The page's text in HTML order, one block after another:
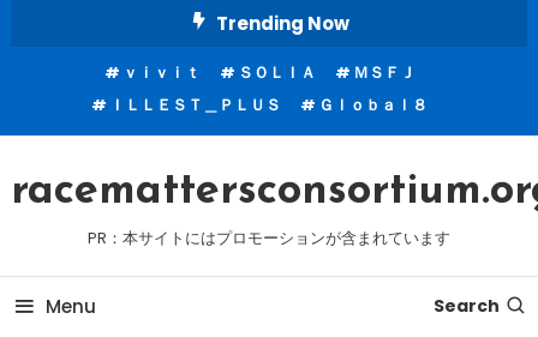
Trending Now
ｖｉｖｉｔ ＳＯＬＩＡ
ＭＳＦＪ
ＩＬＬＥＳＴ＿ＰＬＵＳ
Ｇｌｏｂａｌ８
PR：本サイトにはプロモーションが含まれています
Menu Search